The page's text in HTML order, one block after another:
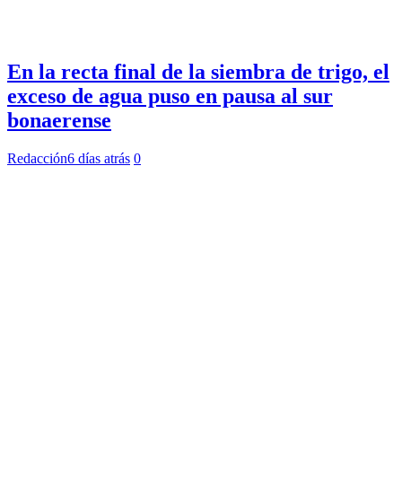
En la recta final de la siembra de trigo, el
exceso de agua puso en pausa al sur
bonaerense
Redacción6 días atrás 0